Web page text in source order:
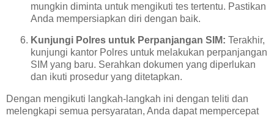
mungkin diminta untuk mengikuti tes tertentu. Pastikan
Anda mempersiapkan diri dengan baik.
Kunjungi Polres untuk Perpanjangan SIM: Terakhir,
kunjungi kantor Polres untuk melakukan perpanjangan
SIM yang baru. Serahkan dokumen yang diperlukan
dan ikuti prosedur yang ditetapkan.
Dengan mengikuti langkah-langkah ini dengan teliti dan
melengkapi semua persyaratan, Anda dapat mempercepat